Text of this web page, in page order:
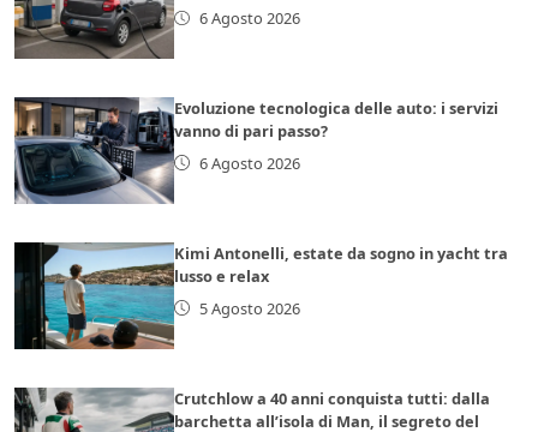
6 Agosto 2026
Evoluzione tecnologica delle auto: i servizi
vanno di pari passo?
6 Agosto 2026
Kimi Antonelli, estate da sogno in yacht tra
lusso e relax
5 Agosto 2026
Crutchlow a 40 anni conquista tutti: dalla
barchetta all’isola di Man, il segreto del